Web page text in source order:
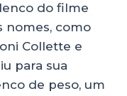
do filme
nomes, como
Collette e
para sua
de peso, um